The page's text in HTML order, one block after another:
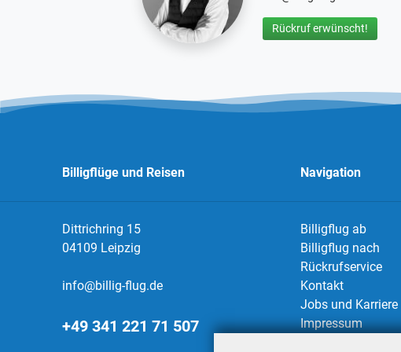
Rückruf erwünscht!
Billigflüge und Reisen
Dittrichring 15
04109 Leipzig
info@billig-flug.de
+49 341 221 71 507
Navigation
Billigflug ab
Billigflug nach
Rückrufservice
Kontakt
Jobs und Karriere
Impressum